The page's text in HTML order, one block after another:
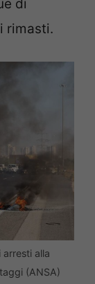
di
rimasti.
alla
(ANSA)